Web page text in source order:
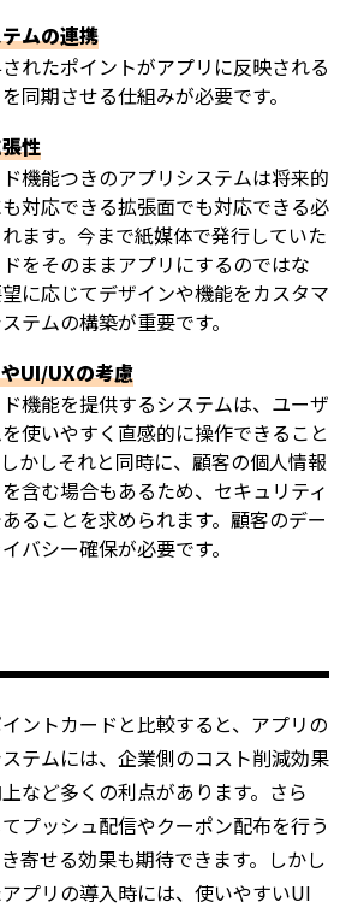
ムの連携
れたポイントがアプリに反映される
同期させる仕組みが必要です。
性
機能つきのアプリシステムは将来的
対応できる拡張面でも対応できる必
ます。今まで紙媒体で発行していた
をそのままアプリにするのではな
に応じてデザインや機能をカスタマ
テムの構築が重要です。
UI/UXの考慮
機能を提供するシステムは、ユーザ
使いやすく直感的に操作できること
かしそれと同時に、顧客の個人情報
含む場合もあるため、セキュリティ
ることを求められます。顧客のデー
バシー確保が必要です。
ントカードと比較すると、アプリの
テムには、企業側のコスト削減効果
など多くの利点があります。さら
プッシュ配信やクーポン配布を行う
寄せる効果も期待できます。しかし
プリの導入時には、使いやすいUI